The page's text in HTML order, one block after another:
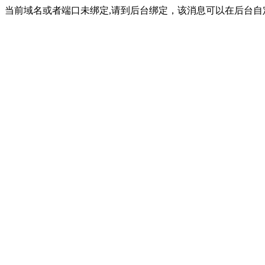
当前域名或者端口未绑定,请到后台绑定，该消息可以在后台自